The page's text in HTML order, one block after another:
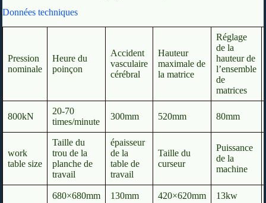
Données techniques
Pression
nominale
Heure du
poinçon
Accident
vasculaire
cérébral
Hauteur
maximale de
la matrice
Réglage
de la
hauteur de
l’ensemble
de
matrices
800kN
20-70
times/minute
300mm 520mm 80mm
work
table size
Taille du
trou de la
planche de
travail
épaisseur
de la
table de
travail
Taille du
curseur
Puissance
de la
machine
680×680mm 130mm 420×620mm
13kw